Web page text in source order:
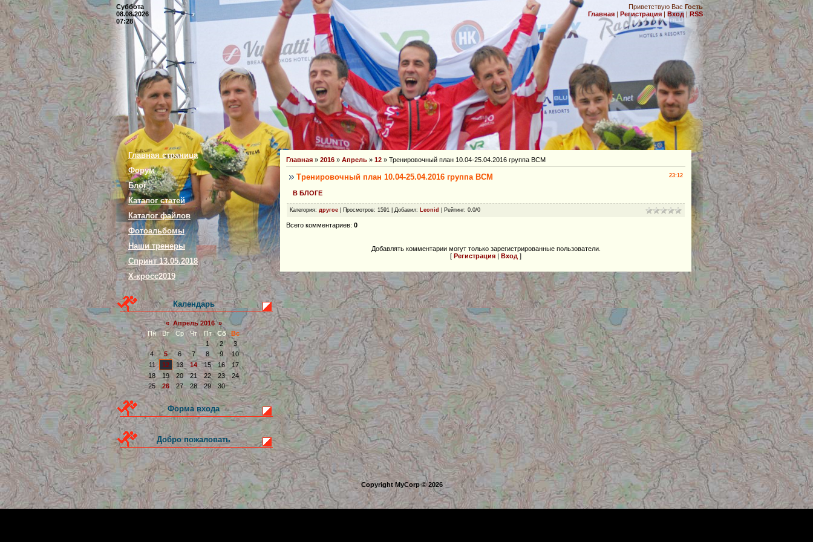
Суббота
08.08.2026
07:28
Приветствую Вас Гость
Главная | Регистрация | Вход | RSS
Главная страница
Форум
Блог
Каталог статей
Каталог файлов
Фотоальбомы
Наши тренеры
Спринт 13.05.2018
Х-кросс2019
Календарь
« Апрель 2016 »
Пн
Вт Ср Чт Пт Сб
Вс
1
2
3
4
5 6 7 8 9
10
11
12 13 14 15 16
17
18
19 20 21 22 23
24
25
26 27 28 29 30
Форма входа
Добро пожаловать
Главная » 2016 » Апрель » 12 » Тренировочный план 10.04-25.04.2016 группа ВСМ
23:12
Тренировочный план 10.04-25.04.2016 группа ВСМ
В БЛОГЕ
Категория: другое Просмотров: 1591 | Добавил: Leonid Рейтинг: 0.0/0
Всего комментариев: 0
Добавлять комментарии могут только зарегистрированные пользователи.
[ Регистрация | Вход ]
Copyright MyCorp © 2026